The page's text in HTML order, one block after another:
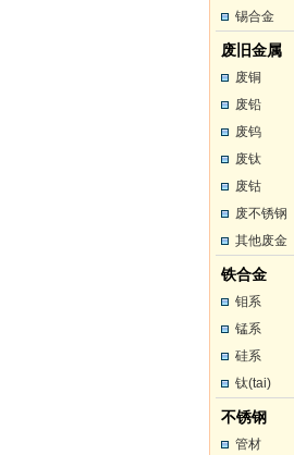
锡合金
废旧金属
废铜
废铅
废钨
废钛
废钴
废不锈钢
其他废金
属铁合金
钼系
锰系
硅系
钛(tai)
不锈钢
管材